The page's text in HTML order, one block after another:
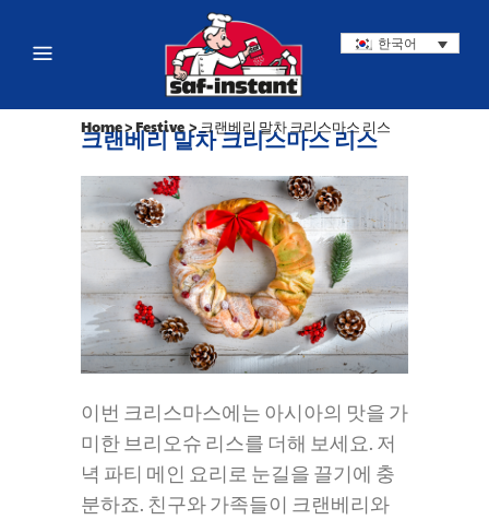
한국어
크랜베리 말차 크리스마스 리스
Home>Festive >크랜베리 말차 크리스마스 리스
이번 크리스마스에는 아시아의 맛을 가
미한 브리오슈 리스를 더해 보세요. 저
녁 파티 메인 요리로 눈길을 끌기에 충
분하죠. 친구와 가족들이 크랜베리와